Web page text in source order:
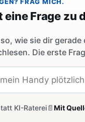
FRAG MICH.
eine Frage zu
wie sie dir
Die erste
KI-Raterei📄Mit